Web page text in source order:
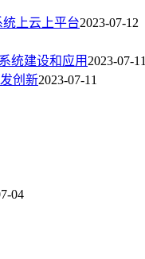
上云上平台2023-07-12
统建设和应用 2023-07-11
创新2023-07-11
04